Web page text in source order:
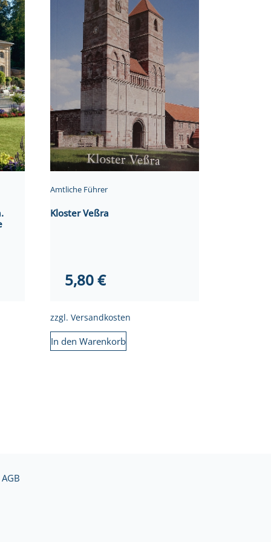
Amtliche Führer
Kloster Veßra
5,80€
zzgl.Versandkosten
In den Warenkorb
AGB